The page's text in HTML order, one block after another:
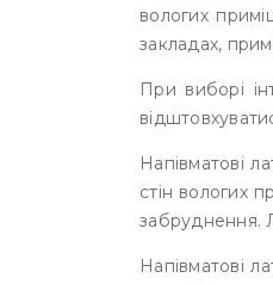
вологих
закладах,
При виборі
Напівматові
стін вологих
забруднення.
Напівматові